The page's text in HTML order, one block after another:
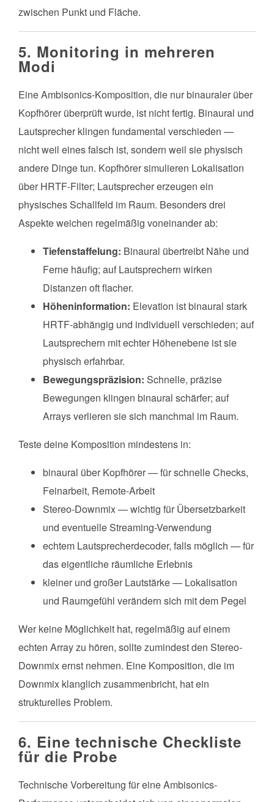
zwischen Punkt und Fläche.
5. Monitoring in mehreren
Modi
Eine Ambisonics-Komposition, die nur binauraler über
Kopfhörer überprüft wurde, ist nicht fertig. Binaural und
Lautsprecher klingen fundamental verschieden —
nicht weil eines falsch ist, sondern weil sie physisch
andere Dinge tun. Kopfhörer simulieren Lokalisation
über HRTF-Filter; Lautsprecher erzeugen ein
physisches Schallfeld im Raum. Besonders drei
Aspekte weichen regelmäßig voneinander ab:
Tiefenstaffelung: Binaural übertreibt Nähe und
Ferne häufig; auf Lautsprechern wirken
Distanzen oft flacher.
Höheninformation: Elevation ist binaural stark
HRTF-abhängig und individuell verschieden; auf
Lautsprechern mit echter Höhenebene ist sie
physisch erfahrbar.
Bewegungspräzision: Schnelle, präzise
Bewegungen klingen binaural schärfer; auf
Arrays verlieren sie sich manchmal im Raum.
Teste deine Komposition mindestens in:
binaural über Kopfhörer — für schnelle Checks,
Feinarbeit, Remote-Arbeit
Stereo-Downmix — wichtig für Übersetzbarkeit
und eventuelle Streaming-Verwendung
echtem Lautsprecherdecoder, falls möglich — für
das eigentliche räumliche Erlebnis
kleiner und großer Lautstärke — Lokalisation
und Raumgefühl verändern sich mit dem Pegel
Wer keine Möglichkeit hat, regelmäßig auf einem
echten Array zu hören, sollte zumindest den Stereo-
Downmix ernst nehmen. Eine Komposition, die im
Downmix klanglich zusammenbricht, hat ein
strukturelles Problem.
6. Eine technische Checkliste
für die Probe
Technische Vorbereitung für eine Ambisonics-